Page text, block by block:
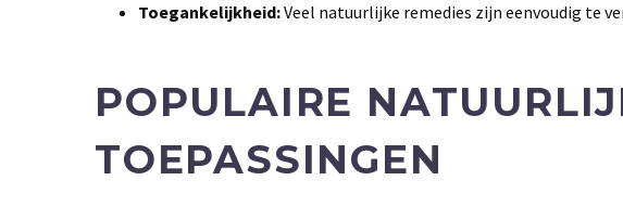
Toegankelijkheid:Veel natuurlijke remedies zijn eenvoudig te
POPULAIRE
TOEPASSINGEN